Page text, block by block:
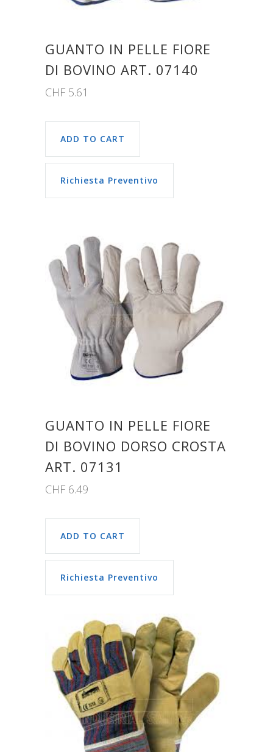
GUANTO IN PELLE FIORE
DI BOVINO ART. 07140
CHF 5.61
ADD TO CART
Richiesta Preventivo
GUANTO IN PELLE FIORE
DI BOVINO DORSO CROSTA
ART. 07131
CHF 6.49
ADD TO CART
Richiesta Preventivo